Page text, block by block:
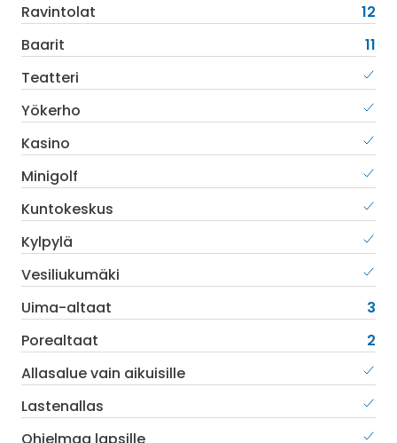
Ravintolat
12
Baarit
11
Teatteri
Yökerho
Kasino
Minigolf
Kuntokeskus
Kylpylä
Vesiliukumäki
Uima-altaat
3
Porealtaat
2
Allasalue vain aikuisille
Lastenallas